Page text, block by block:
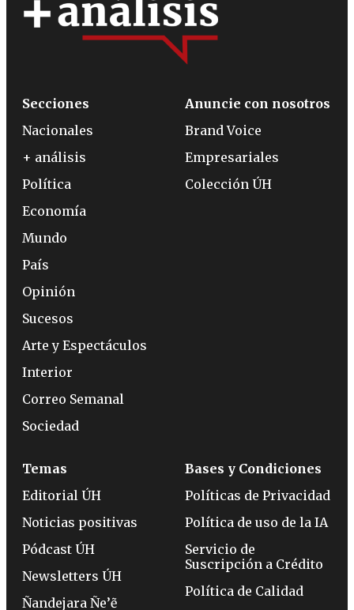
Secciones
Nacionales
+ análisis
Política
Economía
Mundo
País
Opinión
Sucesos
Arte y Espectáculos
Interior
Correo Semanal
Sociedad
Anuncie con nosotros
Brand Voice
Empresariales
Colección ÚH
Temas
Editorial ÚH
Noticias positivas
Pódcast ÚH
Newsletters ÚH
Ñandejara Ñe’ẽ
Bases y Condiciones
Políticas de Privacidad
Política de uso de la IA
Servicio de
Suscripción a Crédito
Política de Calidad